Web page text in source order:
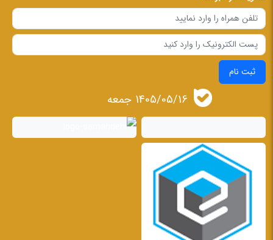
ثبت نام
1405/05/16 جمعه